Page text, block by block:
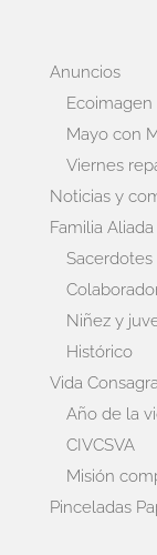
Anuncios
Ecoimagen
Mayo con
Viernes
Noticias y
Familia Aliada
Sacerdotes
Niñez y
Histórico
Vida
Año de la
CIVCSVA
Misión
Pinceladas